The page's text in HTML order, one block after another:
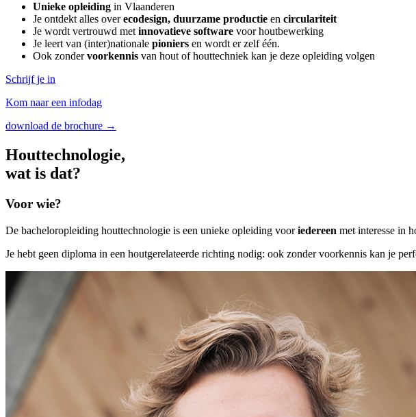
Unieke opleiding in Vlaanderen
Je ontdekt alles overecodesign, duurzame productie en circulariteit
Je wordt vertrouwd metinnovatieve software voor houtbewerking
Je leert van (inter)nationale pioniers en wordt er zelf één.
Ook zondervoorkennis van hout of houttechniek kan je deze opleiding volgen
Schrijf je in
Kom naar een infodag
download de brochure →
Hout­tech­nologie,
wat is dat?
Voor wie?
De bacheloropleiding houttechnologie is een unieke opleiding vooriedereen met interesse in
Je hebt geen diploma in een houtgerelateerde richting nodig: ook zonder voorkennis kan je